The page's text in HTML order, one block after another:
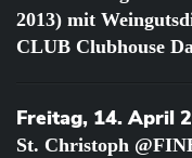
2013) mit
CLUB Clubhouse
Freitag, 14. April
St. Christoph